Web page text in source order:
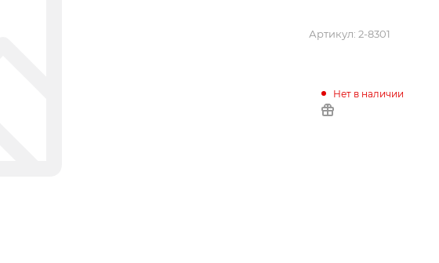
Артикул: 2-8301
Нет в наличии